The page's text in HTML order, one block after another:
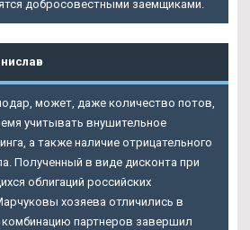
добросовестными заемщиками.
может, даже количество потов,
учитывать внушительное
а также наличие отрицательного
Полученный в виде дисконта при
облигаций российских
хозяева отличились в
партнеров завершил